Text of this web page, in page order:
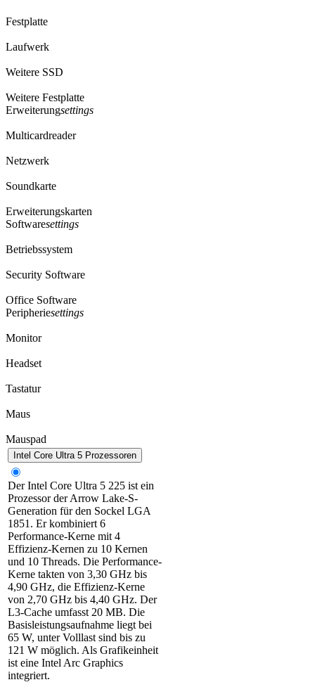
Festplatte
Laufwerk
Weitere SSD
Weitere Festplatte
Erweiterungsettings
Multicardreader
Netzwerk
Soundkarte
Erweiterungskarten
Softwaresettings
Betriebssystem
Security Software
Office Software
Peripheriesettings
Monitor
Headset
Tastatur
Maus
Mauspad
Intel Core Ultra 5 Prozessoren
Der Intel Core Ultra 5 225 ist ein
Prozessor der Arrow Lake-S-
Generation für den Sockel LGA
1851. Er kombiniert 6
Performance-Kerne mit 4
Effizienz-Kernen zu 10 Kernen
und 10 Threads. Die Performance-
Kerne takten von 3,30 GHz bis
4,90 GHz, die Effizienz-Kerne
von 2,70 GHz bis 4,40 GHz. Der
L3-Cache umfasst 20 MB. Die
Basisleistungsaufnahme liegt bei
65 W, unter Volllast sind bis zu
121 W möglich. Als Grafikeinheit
ist eine Intel Arc Graphics
integriert.